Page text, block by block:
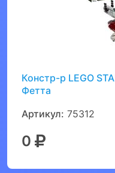
Констр-р LEGO
Фетта
Артикул: 75312
0